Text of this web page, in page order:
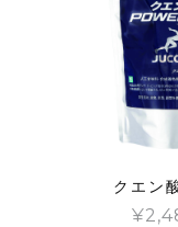
クエン
¥